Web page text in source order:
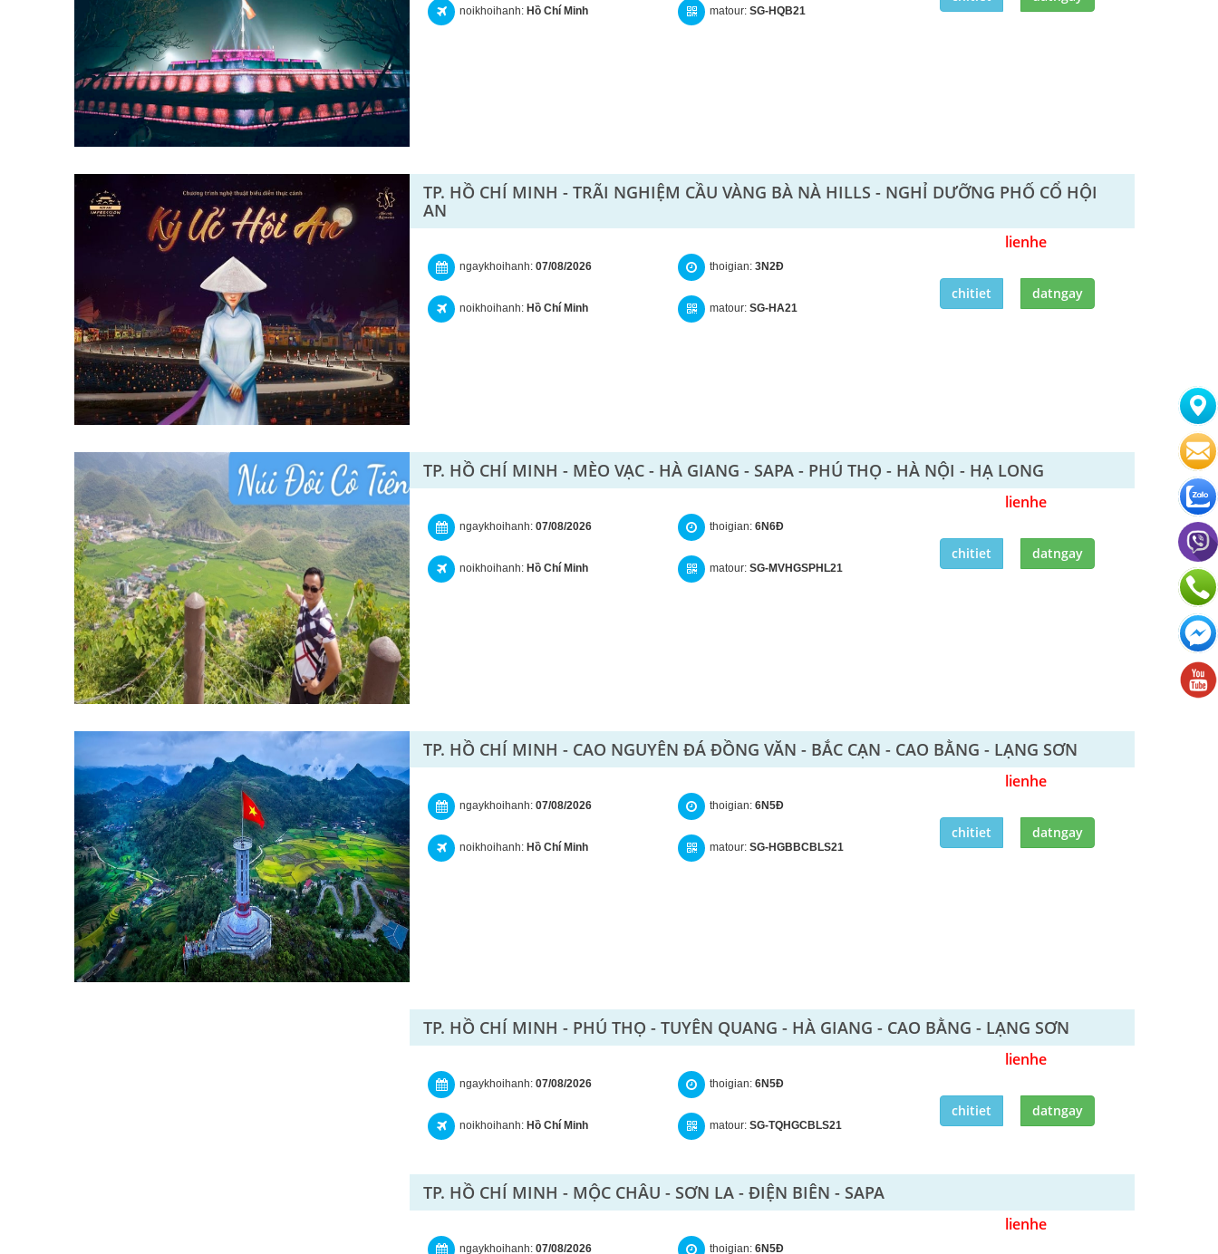
noikhoihanh: Hồ Chí Minh matour: SG-HQB21
TP. HỒ CHÍ MINH - TRÃI NGHIỆM CẦU VÀNG BÀ NÀ HILLS - NGHỈ DƯỠNG PHỐ CỔ HỘI
AN
ngaykhoihanh: 07/08/2026
noikhoihanh: Hồ Chí Minh
thoigian: 3N2Đ
matour: SG-HA21
lienhe
chitiet datngay
TP. HỒ CHÍ MINH - MÈO VẠC - HÀ GIANG - SAPA - PHÚ THỌ - HÀ NỘI - HẠ LONG
ngaykhoihanh: 07/08/2026
noikhoihanh: Hồ Chí Minh
thoigian: 6N6Đ
matour: SG-MVHGSPHL21
lienhe
chitiet datngay
TP. HỒ CHÍ MINH - CAO NGUYÊN ĐÁ ĐỒNG VĂN - BẮC CẠN - CAO BẰNG - LẠNG SƠN
ngaykhoihanh: 07/08/2026
noikhoihanh: Hồ Chí Minh
thoigian: 6N5Đ
matour: SG-HGBBCBLS21
lienhe
chitiet datngay
TP. HỒ CHÍ MINH - PHÚ THỌ - TUYÊN QUANG - HÀ GIANG - CAO BẰNG - LẠNG SƠN
ngaykhoihanh: 07/08/2026
noikhoihanh: Hồ Chí Minh
thoigian: 6N5Đ
matour: SG-TQHGCBLS21
lienhe
chitiet datngay
TP. HỒ CHÍ MINH - MỘC CHÂU - SƠN LA - ĐIỆN BIÊN - SAPA
ngaykhoihanh: 07/08/2026 thoigian: 6N5Đ
lienhe